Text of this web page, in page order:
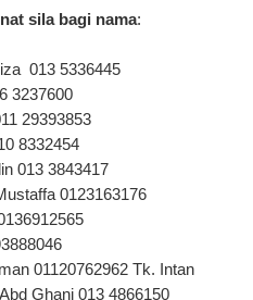
sila bagi nama:
013 5336445
3237600
29393853
8332454
013 3843417
0123163176
01120762962 Tk. Intan
Ghani 013 4866150